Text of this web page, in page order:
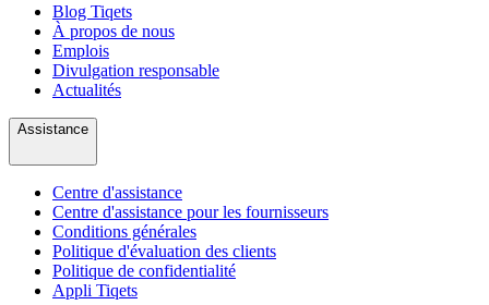
Blog Tiqets
À propos de nous
Emplois
Divulgation responsable
Actualités
Assistance
Centre d'assistance
Centre d'assistance pour les fournisseurs
Conditions générales
Politique d'évaluation des clients
Politique de confidentialité
Appli Tiqets